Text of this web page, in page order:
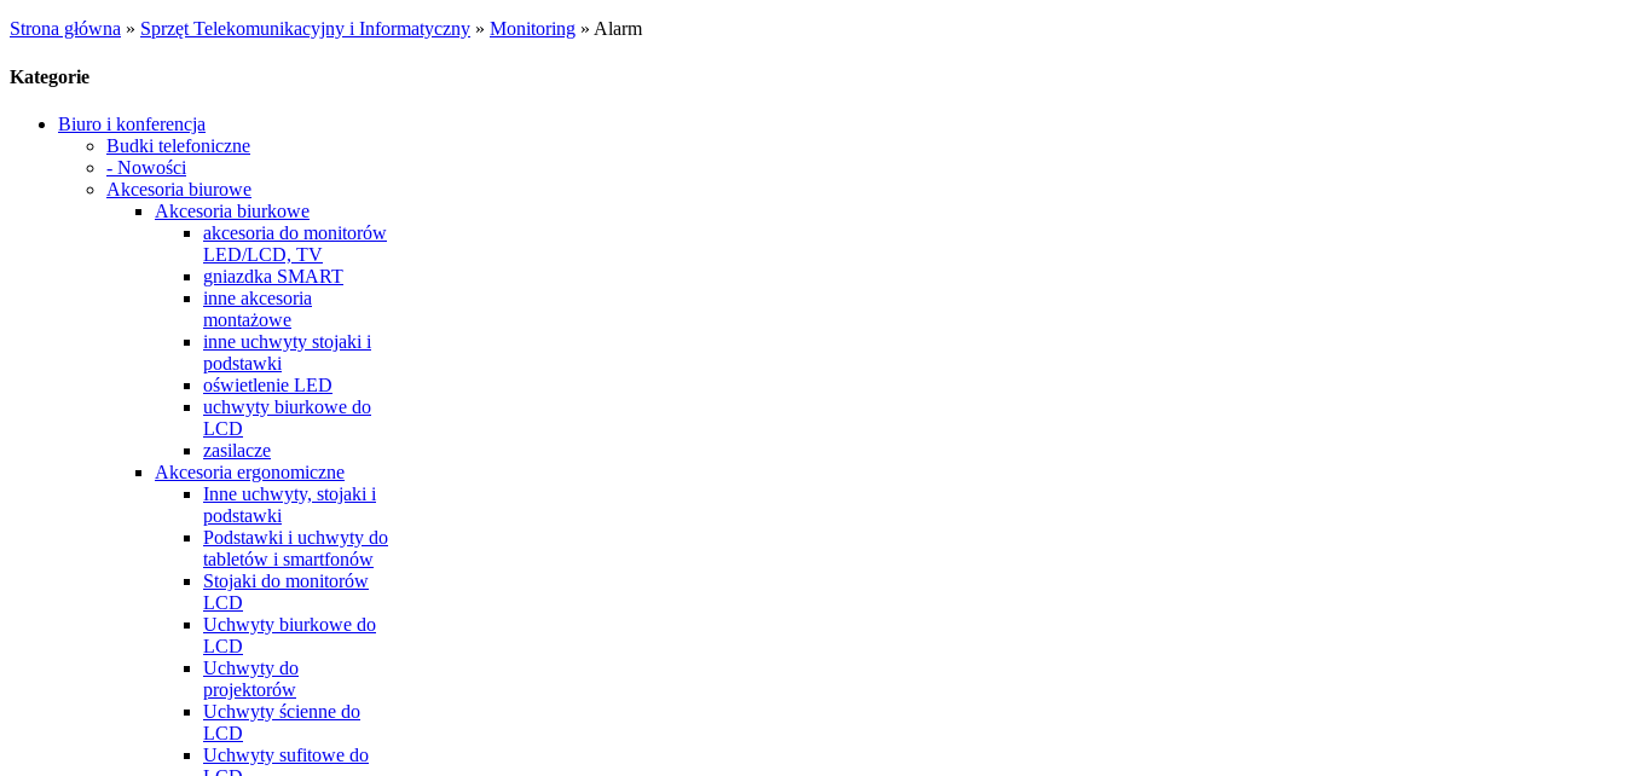
Strona główna » Sprzęt Telekomunikacyjny i Informatyczny » Monitoring » Alarm
Kategorie
Biuro i konferencja
Budki telefoniczne
- Nowości
Akcesoria biurowe
Akcesoria biurkowe
akcesoria do monitorów
LED/LCD, TV
gniazdka SMART
inne akcesoria
montażowe
inne uchwyty stojaki i
podstawki
oświetlenie LED
uchwyty biurkowe do
LCD
zasilacze
Akcesoria ergonomiczne
Inne uchwyty, stojaki i
podstawki
Podstawki i uchwyty do
tabletów i smartfonów
Stojaki do monitorów
LCD
Uchwyty biurkowe do
LCD
Uchwyty do
projektorów
Uchwyty ścienne do
LCD
Uchwyty sufitowe do